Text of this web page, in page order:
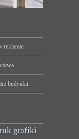
reklamie
budynku
grafiki